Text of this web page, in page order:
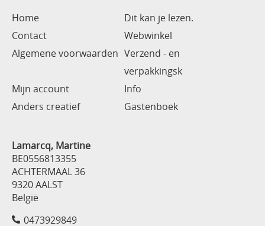
Home
Dit kan je lezen.
Contact
Webwinkel
Algemene voorwaarden Verzend - en
verpakkingsk
Mijn account
Info
Anders creatief
Gastenboek
Lamarcq, Martine
BE0556813355
ACHTERMAAL 36
9320 AALST
België
0473929849